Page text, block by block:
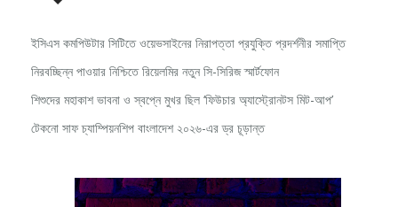
ইসিএস কমপিউটার সিটিতে ওয়েভসাইনের নিরাপত্তা প্রযুক্তি প্রদর্শনীর সমাপ্তি
নিরবচ্ছিন্ন পাওয়ার নিশ্চিতে রিয়েলমির নতুন সি-সিরিজ স্মার্টফোন
শিশুদের মহাকাশ ভাবনা ও স্বপ্নে মুখর ছিল ‘ফিউচার অ্যাস্ট্রোনটস মিট-আপ’
টেকনো সাফ চ্যাম্পিয়নশিপ বাংলাদেশ ২০২৬-এর ড্র চূড়ান্ত